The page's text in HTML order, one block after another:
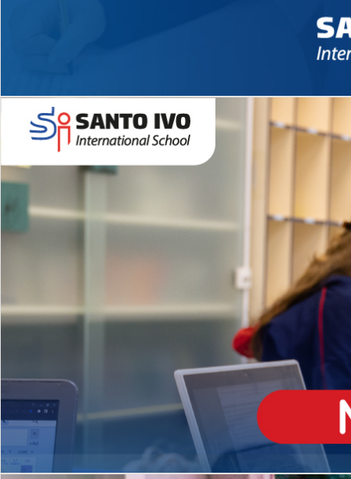
Novidades 2026 High School
EDUCAÇÃO INFANTIL
Inglês todos os dias
MÉDIO
igh School
Dupla Diplomação